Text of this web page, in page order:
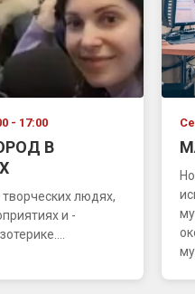
- 17:00
В
людях,
и -